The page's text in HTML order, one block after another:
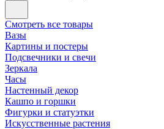
Смотреть все товары
Вазы
Картины и постеры
Подсвечники и свечи
Зеркала
Часы
Настенный декор
Кашпо и горшки
Фигурки и статуэтки
Искусственные растения